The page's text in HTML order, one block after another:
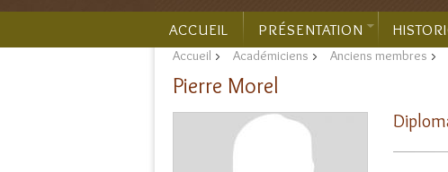
ACCUEIL PRÉSENTATION
Accueil > Académiciens > Anciens membres >
Pierre Morel